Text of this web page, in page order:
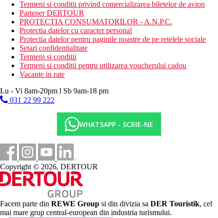
piscina comuna, 1x pe sejur utilizare gratuita a
restaurantului Steak Houe A la Carte cu rezervare, aprox.
30 m2.
Suita Senior: mai spatioasa, living si dormitor, aprox. 50
m2.
Descrierea hotelului
Hotelul dispune de:
224 de camere pe o suprafata de 83.000 m2
receptie principala
3 restaurante à la carte (Teppanyaki, Steak House,
tipuri de camere)
bar cu pian
patiserie
bar la piscina
bar BOHO pe plaja
bar Blue
piscina principala
piscina de relaxare
sezlonguri si umbrele gratuite langa piscina
prosoape gratuite pentru piscina,
inchiriere auto (contra cost)
room service (contra cost)
Termeni si conditii privind comercializarea biletelor de avion
Partener DERTOUR
PROTECTIA CONSUMATORILOR - A.N.P.C.
Protectia datelor cu caracter personal
Protectia datelor pentru paginile noastre de pe retelele sociale
Setari confidentialitate
Termeni si conditii
Termeni si conditii pentru utilizarea voucherului cadou
Vacante in rate
Lu - Vi 8am-20pm l Sb 9am-18 pm
031 22 99 222
WHATSAPP - SCRIE-NE
Copyright © 2026, DERTOUR
Facem parte din REWE Group si din divizia sa DER Touristik, cel
mai mare grup central-european din industria turismului.